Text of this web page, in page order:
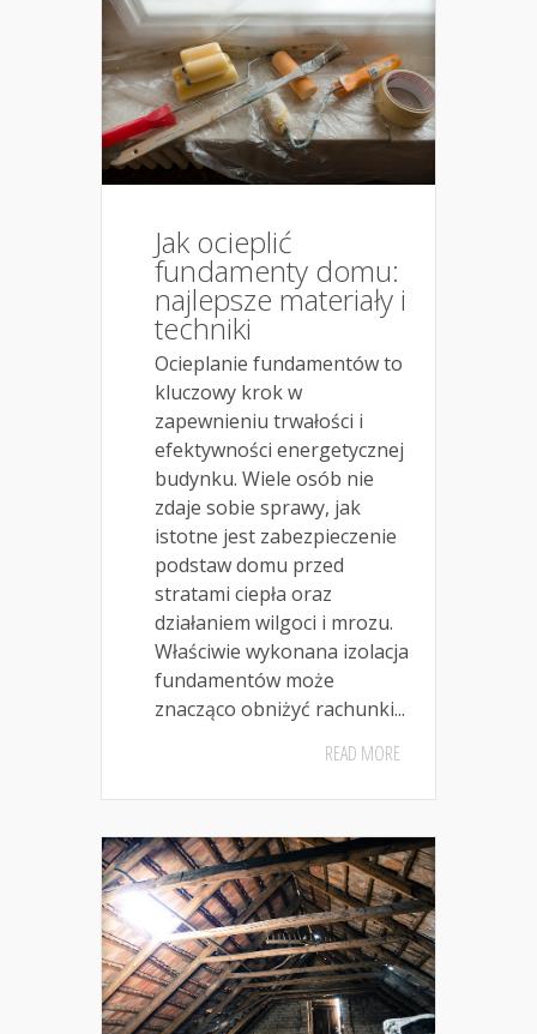
Jak ocieplić
fundamenty domu:
najlepsze materiały i
techniki
Ocieplanie fundamentów to
kluczowy krok w
zapewnieniu trwałości i
efektywności energetycznej
budynku. Wiele osób nie
zdaje sobie sprawy, jak
istotne jest zabezpieczenie
podstaw domu przed
stratami ciepła oraz
działaniem wilgoci i mrozu.
Właściwie wykonana izolacja
fundamentów może
znacząco obniżyć rachunki...
READ MORE